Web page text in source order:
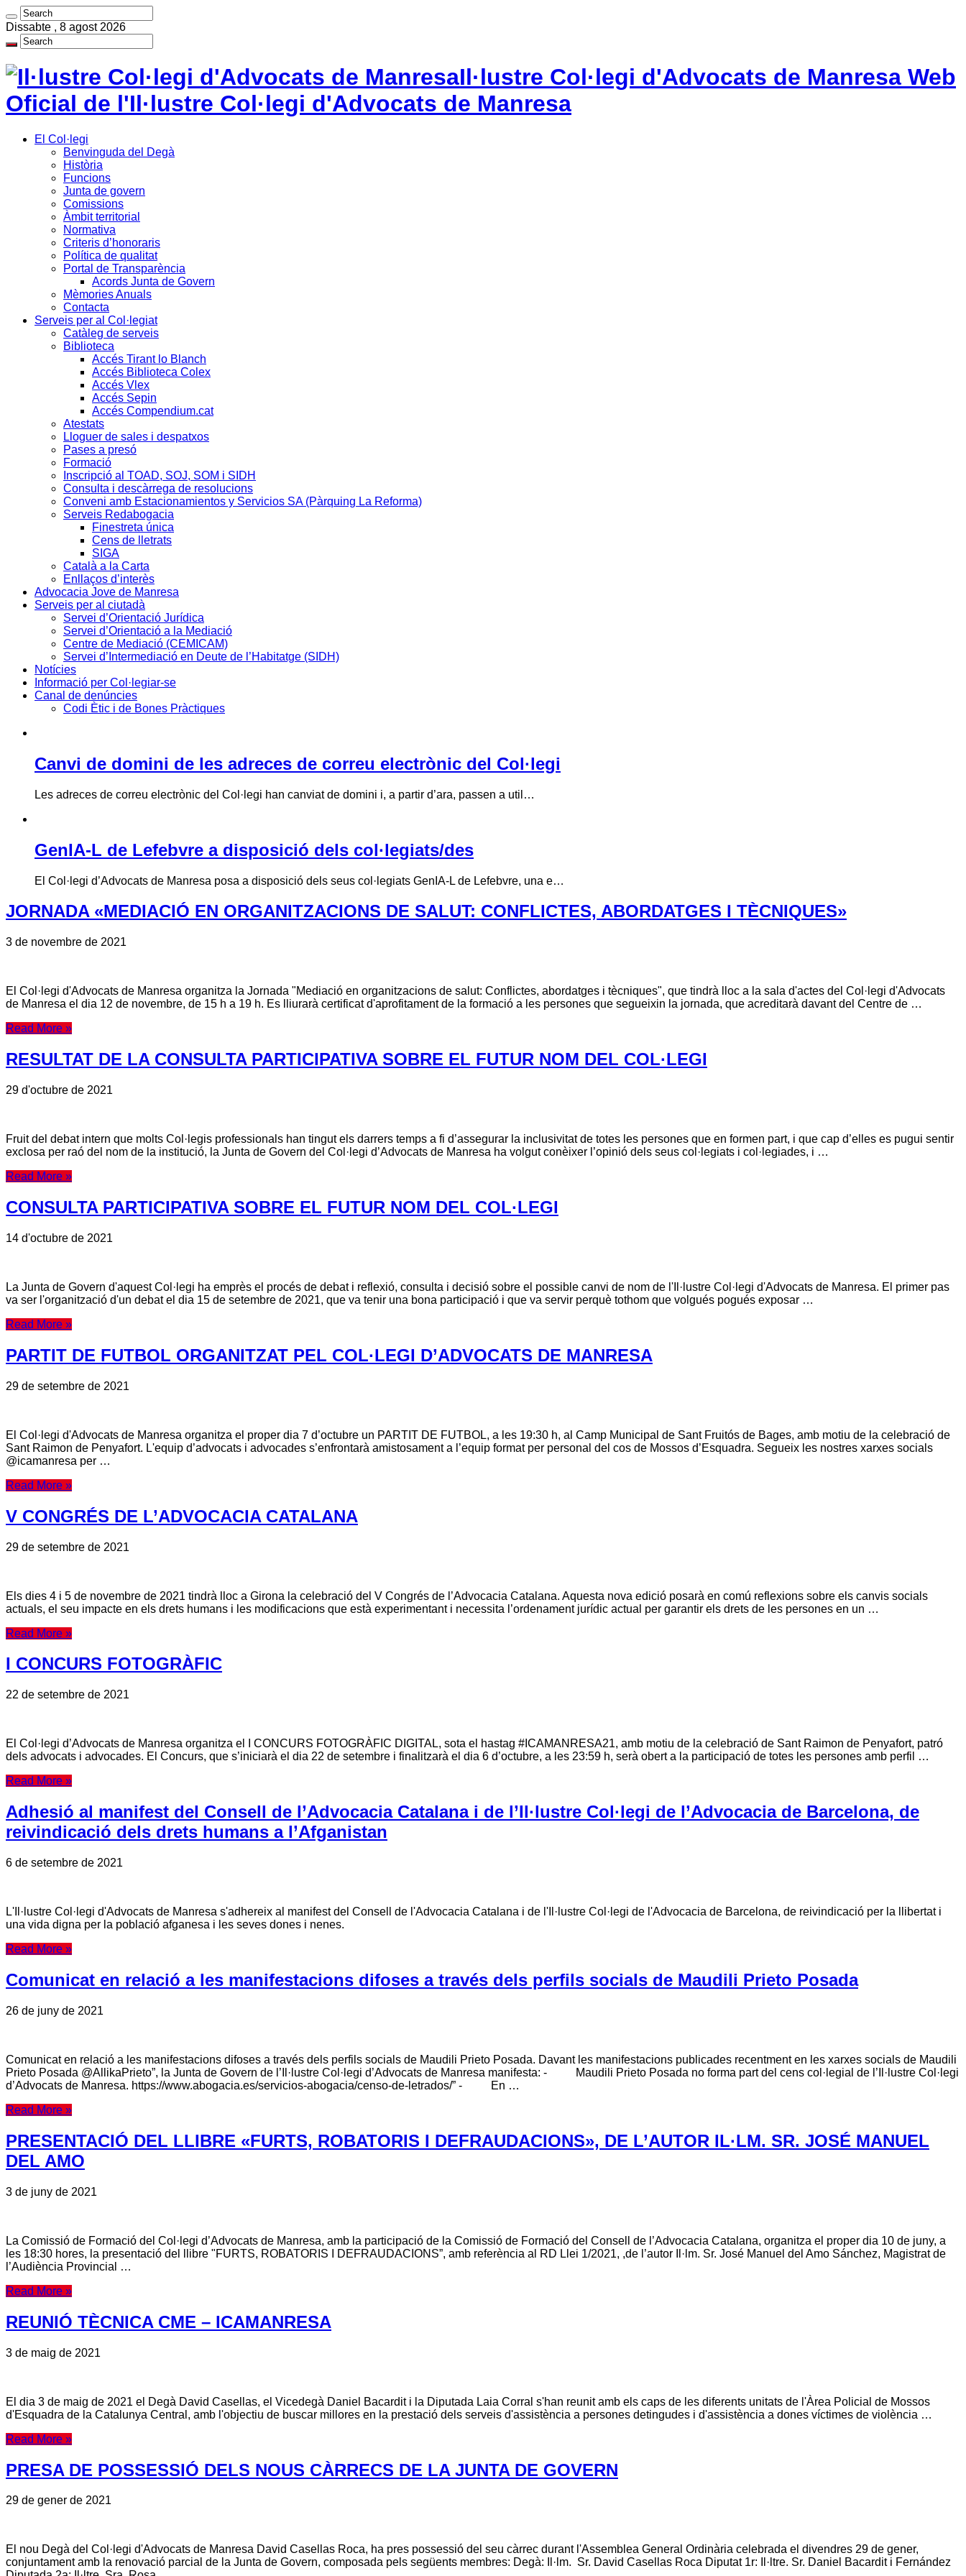
Dissabte , 8 agost 2026
Il·lustre Col·legi d'Advocats de Manresa Web
Oficial de l'Il·lustre Col·legi d'Advocats de Manresa
El Col·legi
Benvinguda del Degà
Història
Funcions
Junta de govern
Comissions
Àmbit territorial
Normativa
Criteris d’honoraris
Política de qualitat
Portal de Transparència
Acords Junta de Govern
Mèmories Anuals
Contacta
Serveis per al Col·legiat
Catàleg de serveis
Biblioteca
Accés Tirant lo Blanch
Accés Biblioteca Colex
Accés Vlex
Accés Sepin
Accés Compendium.cat
Atestats
Lloguer de sales i despatxos
Pases a presó
Formació
Inscripció al TOAD, SOJ, SOM i SIDH
Consulta i descàrrega de resolucions
Conveni amb Estacionamientos y Servicios SA (Pàrquing La Reforma)
Serveis Redabogacia
Finestreta única
Cens de lletrats
SIGA
Català a la Carta
Enllaços d’interès
Advocacia Jove de Manresa
Serveis per al ciutadà
Servei d’Orientació Jurídica
Servei d’Orientació a la Mediació
Centre de Mediació (CEMICAM)
Servei d’Intermediació en Deute de l’Habitatge (SIDH)
Notícies
Informació per Col·legiar-se
Canal de denúncies
Codi Ètic i de Bones Pràctiques
Canvi de domini de les adreces de correu electrònic del Col·legi
Les adreces de correu electrònic del Col·legi han canviat de domini i, a partir d’ara, passen a util…
GenIA-L de Lefebvre a disposició dels col·legiats/des
El Col·legi d’Advocats de Manresa posa a disposició dels seus col·legiats GenIA-L de Lefebvre, una e…
JORNADA «MEDIACIÓ EN ORGANITZACIONS DE SALUT: CONFLICTES, ABORDATGES I TÈCNIQUES»
3 de novembre de 2021
El Col·legi d'Advocats de Manresa organitza la Jornada "Mediació en organitzacions de salut: Conflictes, abordatges i tècniques", que tindrà lloc a la sala d'actes del Col·legi d'Advocats
de Manresa el dia 12 de novembre, de 15 h a 19 h. Es lliurarà certificat d'aprofitament de la formació a les persones que segueixin la jornada, que acreditarà davant del Centre de …
Read More »
RESULTAT DE LA CONSULTA PARTICIPATIVA SOBRE EL FUTUR NOM DEL COL·LEGI
29 d'octubre de 2021
Fruit del debat intern que molts Col·legis professionals han tingut els darrers temps a fi d’assegurar la inclusivitat de totes les persones que en formen part, i que cap d’elles es pugui sentir
exclosa per raó del nom de la institució, la Junta de Govern del Col·legi d’Advocats de Manresa ha volgut conèixer l’opinió dels seus col·legiats i col·legiades, i …
Read More »
CONSULTA PARTICIPATIVA SOBRE EL FUTUR NOM DEL COL·LEGI
14 d'octubre de 2021
La Junta de Govern d'aquest Col·legi ha emprès el procés de debat i reflexió, consulta i decisió sobre el possible canvi de nom de l'Il·lustre Col·legi d'Advocats de Manresa. El primer pas
va ser l'organització d'un debat el dia 15 de setembre de 2021, que va tenir una bona participació i que va servir perquè tothom que volgués pogués exposar …
Read More »
PARTIT DE FUTBOL ORGANITZAT PEL COL·LEGI D’ADVOCATS DE MANRESA
29 de setembre de 2021
El Col·legi d'Advocats de Manresa organitza el proper dia 7 d’octubre un PARTIT DE FUTBOL, a les 19:30 h, al Camp Municipal de Sant Fruitós de Bages, amb motiu de la celebració de
Sant Raimon de Penyafort. L'equip d’advocats i advocades s’enfrontarà amistosament a l’equip format per personal del cos de Mossos d’Esquadra. Segueix les nostres xarxes socials
@icamanresa per …
Read More »
V CONGRÉS DE L’ADVOCACIA CATALANA
29 de setembre de 2021
Els dies 4 i 5 de novembre de 2021 tindrà lloc a Girona la celebració del V Congrés de l’Advocacia Catalana. Aquesta nova edició posarà en comú reflexions sobre els canvis socials
actuals, el seu impacte en els drets humans i les modificacions que està experimentant i necessita l’ordenament jurídic actual per garantir els drets de les persones en un …
Read More »
I CONCURS FOTOGRÀFIC
22 de setembre de 2021
El Col·legi d’Advocats de Manresa organitza el I CONCURS FOTOGRÀFIC DIGITAL, sota el hastag #ICAMANRESA21, amb motiu de la celebració de Sant Raimon de Penyafort, patró
dels advocats i advocades. El Concurs, que s’iniciarà el dia 22 de setembre i finalitzarà el dia 6 d’octubre, a les 23:59 h, serà obert a la participació de totes les persones amb perfil …
Read More »
Adhesió al manifest del Consell de l’Advocacia Catalana i de l’Il·lustre Col·legi de l’Advocacia de Barcelona, de
reivindicació dels drets humans a l’Afganistan
6 de setembre de 2021
L'Il·lustre Col·legi d'Advocats de Manresa s'adhereix al manifest del Consell de l'Advocacia Catalana i de l'Il·lustre Col·legi de l'Advocacia de Barcelona, de reivindicació per la llibertat i
una vida digna per la població afganesa i les seves dones i nenes.
Read More »
Comunicat en relació a les manifestacions difoses a través dels perfils socials de Maudili Prieto Posada
26 de juny de 2021
Comunicat en relació a les manifestacions difoses a través dels perfils socials de Maudili Prieto Posada. Davant les manifestacions publicades recentment en les xarxes socials de Maudili
Prieto Posada @AllikaPrieto”, la Junta de Govern de l’Il·lustre Col·legi d’Advocats de Manresa manifesta: - Maudili Prieto Posada no forma part del cens col·legial de l’Il·lustre Col·legi
d’Advocats de Manresa. https://www.abogacia.es/servicios-abogacia/censo-de-letrados/” - En …
Read More »
PRESENTACIÓ DEL LLIBRE «FURTS, ROBATORIS I DEFRAUDACIONS», DE L’AUTOR IL·LM. SR. JOSÉ MANUEL
DEL AMO
3 de juny de 2021
La Comissió de Formació del Col·legi d’Advocats de Manresa, amb la participació de la Comissió de Formació del Consell de l’Advocacia Catalana, organitza el proper dia 10 de juny, a
les 18:30 hores, la presentació del llibre "FURTS, ROBATORIS I DEFRAUDACIONS”, amb referència al RD Llei 1/2021, ,de l’autor Il·lm. Sr. José Manuel del Amo Sánchez, Magistrat de
l’Audiència Provincial …
Read More »
REUNIÓ TÈCNICA CME – ICAMANRESA
3 de maig de 2021
El dia 3 de maig de 2021 el Degà David Casellas, el Vicedegà Daniel Bacardit i la Diputada Laia Corral s'han reunit amb els caps de les diferents unitats de l'Àrea Policial de Mossos
d'Esquadra de la Catalunya Central, amb l'objectiu de buscar millores en la prestació dels serveis d'assistència a persones detingudes i d'assistència a dones víctimes de violència …
Read More »
PRESA DE POSSESSIÓ DELS NOUS CÀRRECS DE LA JUNTA DE GOVERN
29 de gener de 2021
El nou Degà del Col·legi d'Advocats de Manresa David Casellas Roca, ha pres possessió del seu càrrec durant l'Assemblea General Ordinària celebrada el divendres 29 de gener,
conjuntament amb la renovació parcial de la Junta de Govern, composada pels següents membres: Degà: Il·lm. Sr. David Casellas Roca Diputat 1r: Il·ltre. Sr. Daniel Bacardit i Fernández